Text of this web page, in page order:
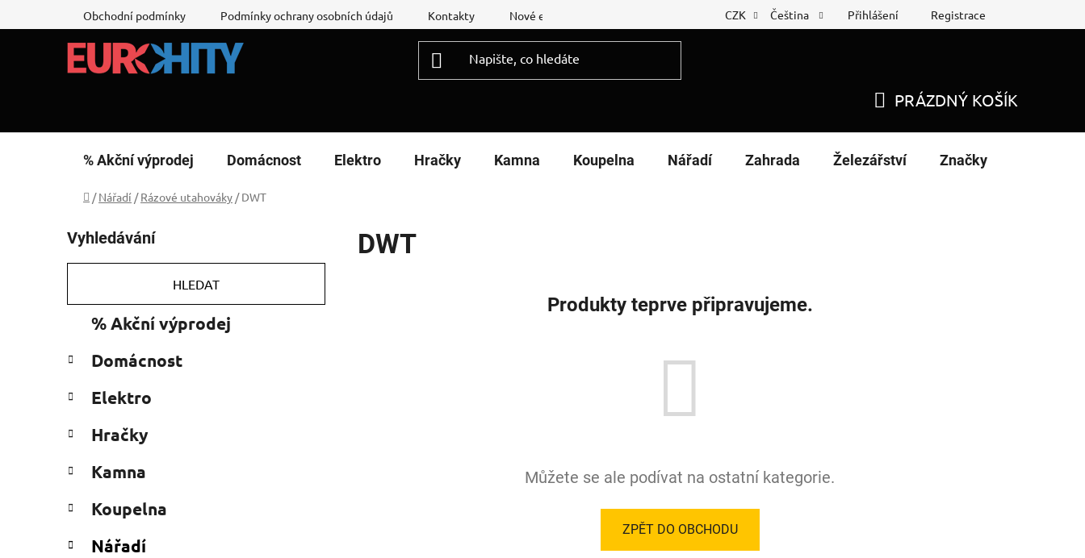
na
Obchodní podmínky Podmínky ochrany osobních údajů Kontakty Nové energetické štítky Reklamační list Nákup na splátky
CZK Čeština Přihlášení Registrace
KOŠÍK
PRÁZDNÝ KOŠÍK
% Akční výprodej Domácnost Elektro Hračky Kamna Koupelna Nářadí Zahrada Železářství Značky
Domů
/ Nářadí / Rázové utahováky / DWT
o
s
r
n
í
a
e
Vyhledávání
HLEDAT
kategorie
e
o
i
% Akční výprodej
Domácnost
Elektro
Hračky
Kamna
Koupelna
Nářadí
DWT
Produkty teprve připravujeme.
Můžete se ale podívat na ostatní kategorie.
ZPĚT DO OBCHODU